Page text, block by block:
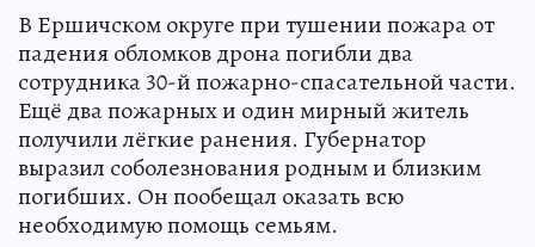
В Ершичском округе при тушении пожара от
падения обломков дрона погибли два
сотрудника 30-й пожарно-спасательной части.
Ещё два пожарных и один мирный житель
получили лёгкие ранения. Губернатор
выразил соболезнования родным и близким
погибших. Он пообещал оказать всю
необходимую помощь семьям.